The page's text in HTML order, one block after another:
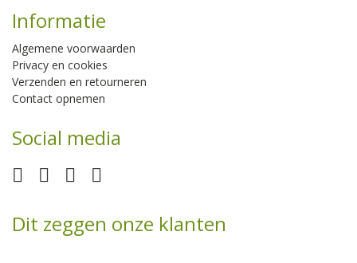
Informatie
Algemene voorwaarden
Privacy en cookies
Verzenden en retourneren
Contact opnemen
Social media
Dit zeggen onze klanten